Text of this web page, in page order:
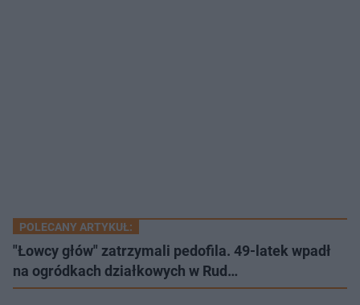
POLECANY ARTYKUŁ:
"Łowcy głów" zatrzymali pedofila. 49-latek wpadł
na ogródkach działkowych w Rud…